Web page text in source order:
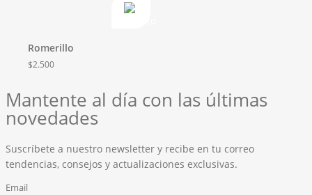
Romerillo
$2.500
Mantente al día con las últimas
novedades
Suscríbete a nuestro newsletter y recibe en tu correo
tendencias, consejos y actualizaciones exclusivas.
Email